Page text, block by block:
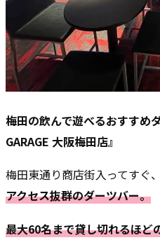
梅田の飲んで遊べるおすすめ
GARAGE 大阪梅田店』
梅田東通り商店街入ってすぐ
アクセス抜群のダーツバー。
最大60名まで貸し切れるほど